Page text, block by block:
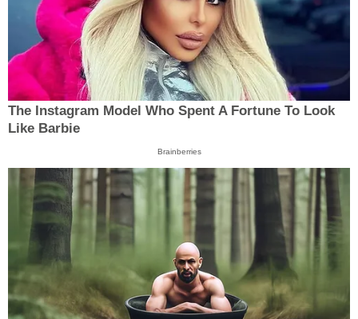
The Instagram Model Who Spent A Fortune To Look
Like Barbie
Brainberries